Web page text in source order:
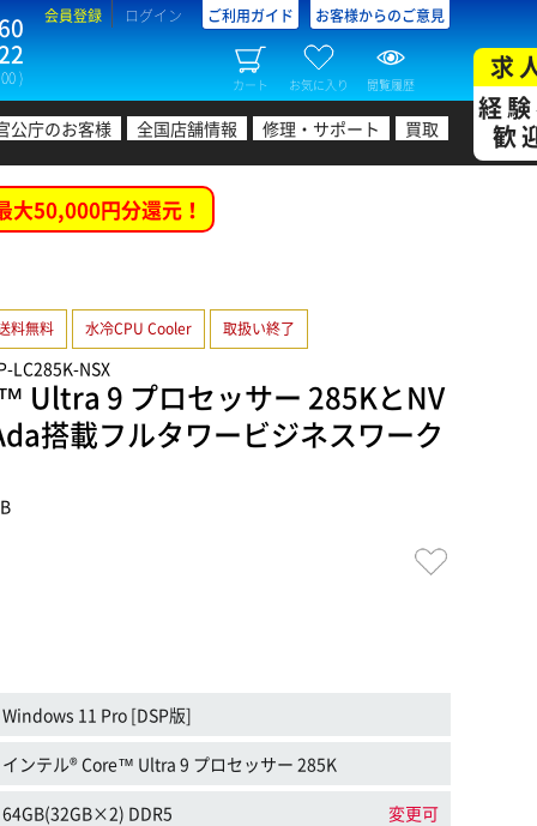
)
会員登録 ログイン ご利用ガイド お客様からのご意見
カート お気に入り 閲覧履歴
公庁のお客様 全国店舗情報 修理・サポート 買取
求
経
歓
大50,000円分還元！
料無料 水冷CPU Cooler 取扱い終了
LC285K-NSX
Ultra 9 プロセッサー 285KとNV
搭載フルタワービジネスワーク
Windows 11 Pro [DSP版]
インテル® Core™ Ultra 9 プロセッサー 285K
64GB(32GB×2) DDR5 変更可